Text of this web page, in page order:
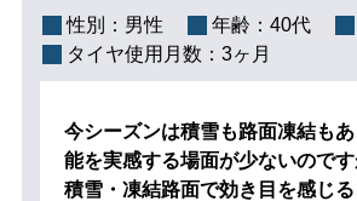
性別： 男性 年齢： 40代
タイヤ使用月数： 3ヶ月
今シーズンは積雪も路面凍結も
能を実感する場面が少ないので
積雪・凍結路面で効き目を感じ